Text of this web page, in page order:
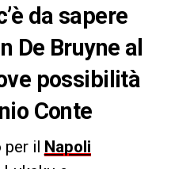
da sapere
De Bruyne al
possibilità
Conte
per il Napoli